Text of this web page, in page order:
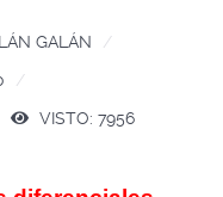
GALÁN
VISTO: 7956